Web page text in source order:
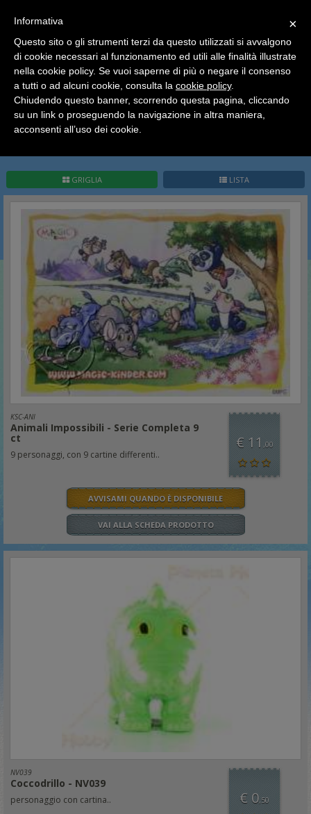
HOME Kinder Sorpresa Collection
Kinder Italia
Animali Impossibili
Animali Impossibili
GRIGLIA LISTA
KSC-ANI
Animali Impossibili - Serie Completa 9
ct
9 personaggi, con 9 cartine differenti..
€ 11 ,00
AVVISAMI QUANDO È DISPONIBILE
VAI ALLA SCHEDA PRODOTTO
NV039
Coccodrillo - NV039
personaggio con cartina.. € 0,50
×
Ciao a tutti, il negozio sarà chiuso dal 9/08 al 24/08
compreso.
Tutti gli ordini effettuati dopo le 15:00 del 07/08 verranno
spediti a partire dal giorno 25/08.
Buone vacanze a tutti dallo staff di Pianeta Hobby
×
Informativa
Questo sito o gli strumenti terzi da questo utilizzati si avvalgono
di cookie necessari al funzionamento ed utili alle finalità illustrate
nella cookie policy. Se vuoi saperne di più o negare il consenso
a tutti o ad alcuni cookie, consulta la cookie policy.
Chiudendo questo banner, scorrendo questa pagina, cliccando
su un link o proseguendo la navigazione in altra maniera,
acconsenti all’uso dei cookie.